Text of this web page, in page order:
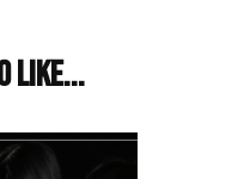
like...